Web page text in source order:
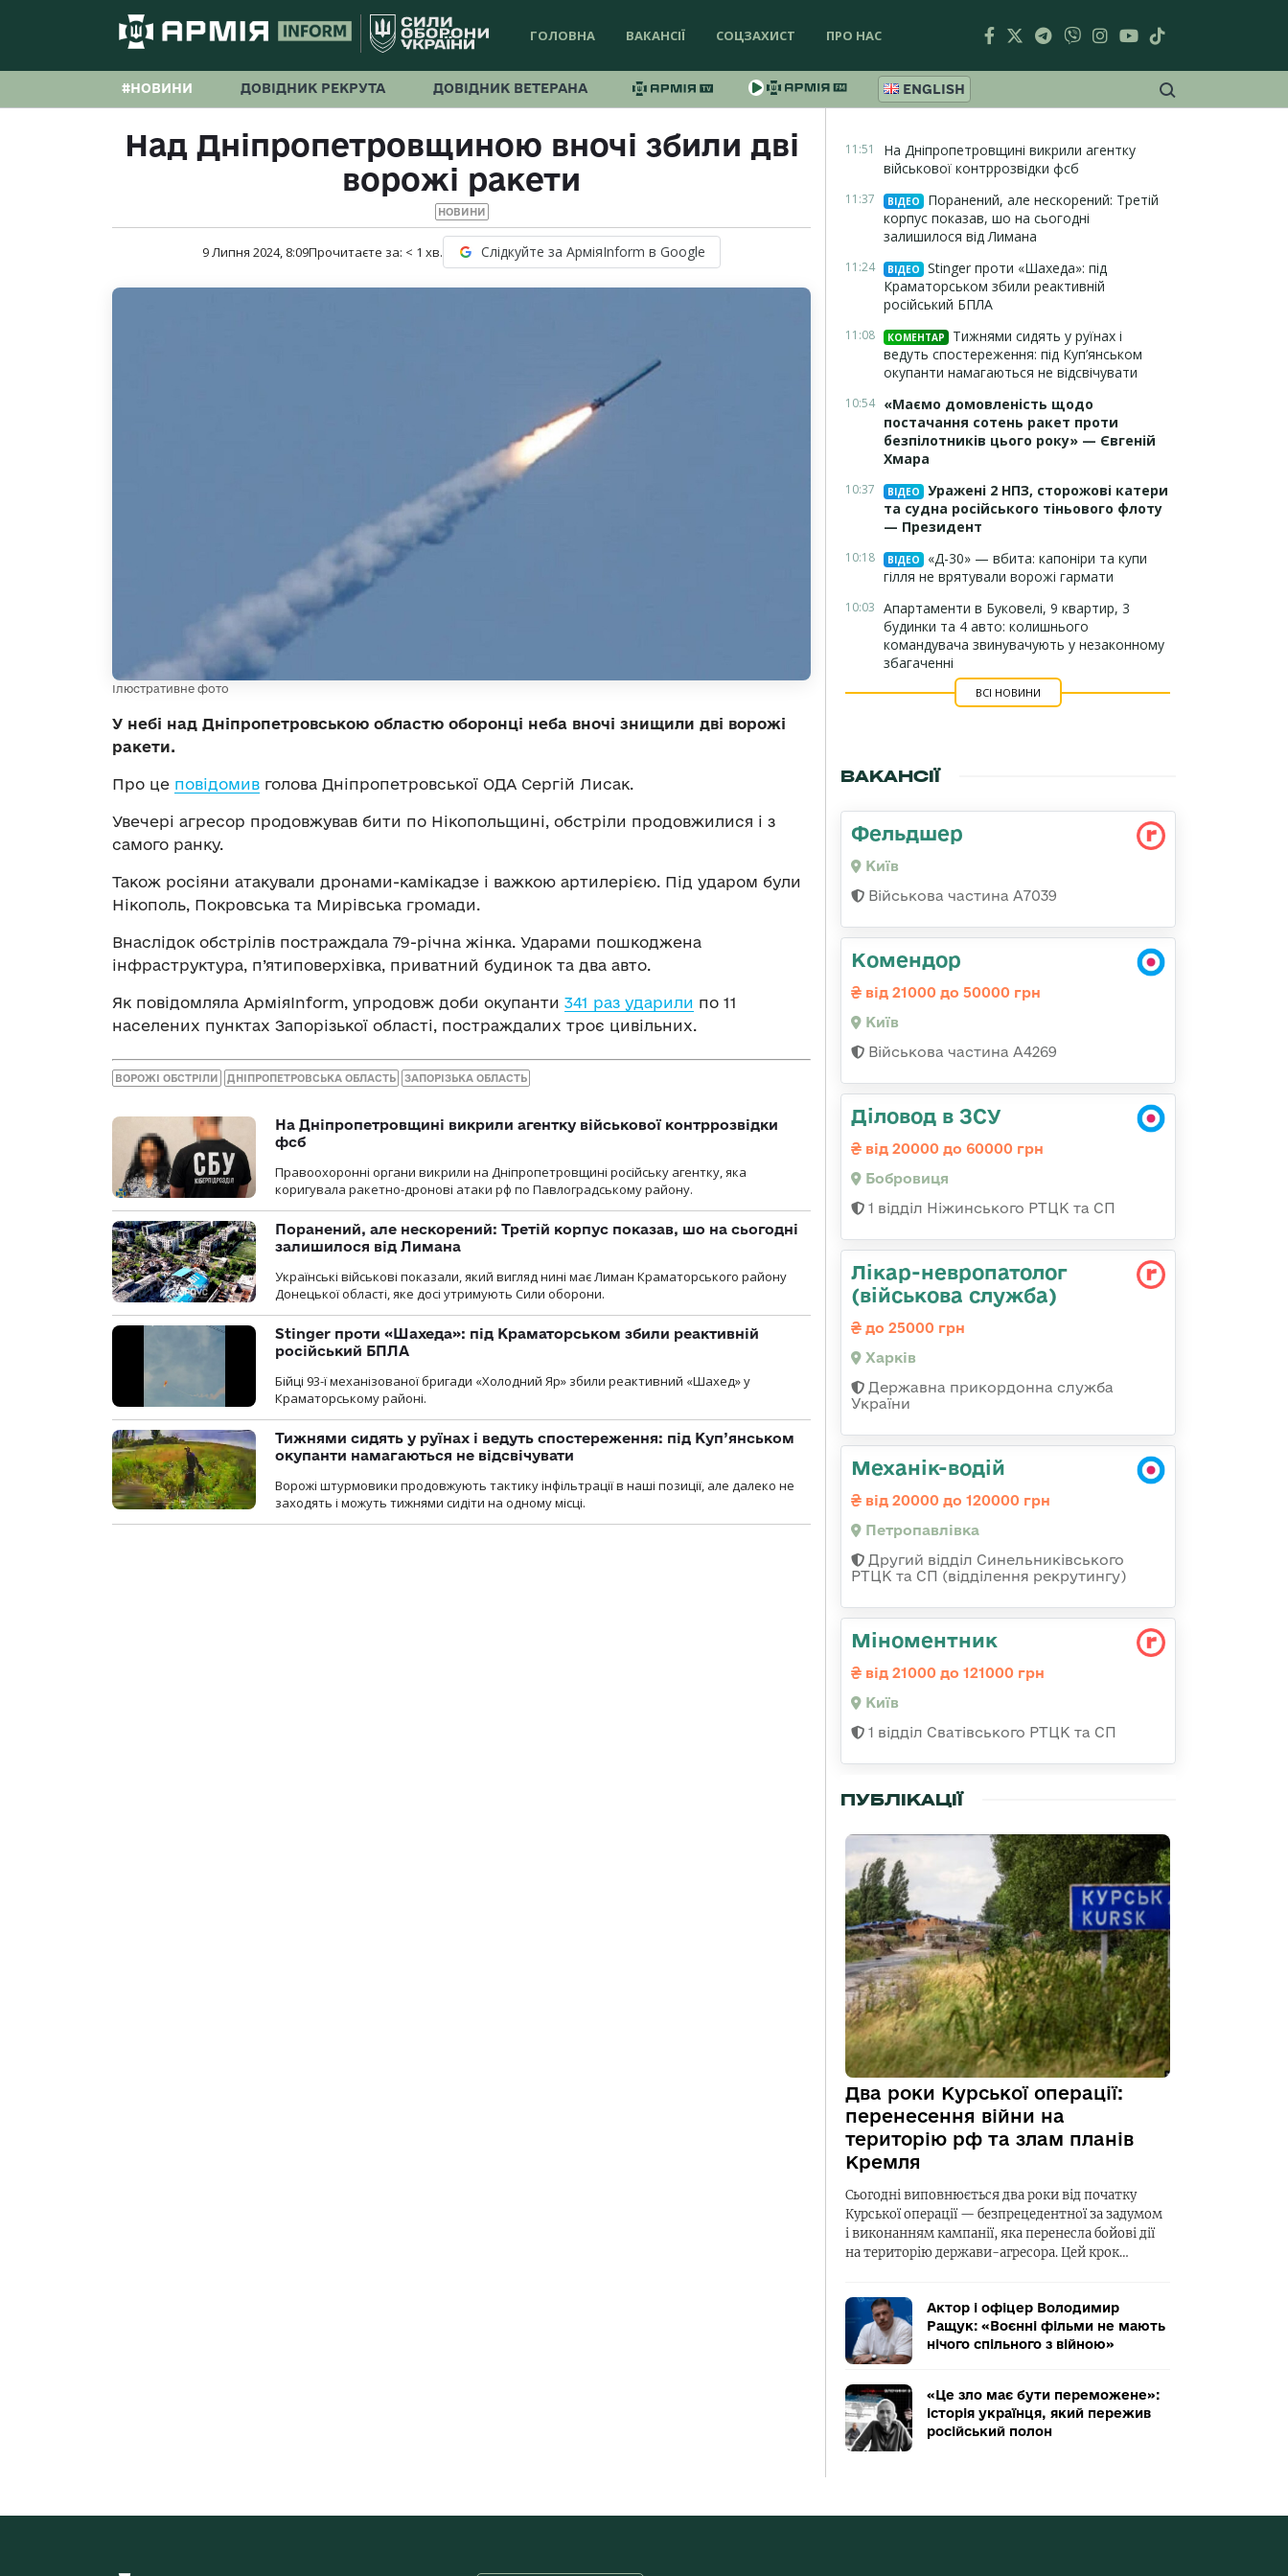
ГОЛОВНА ВАКАНСІЇ СОЦЗАХИСТ ПРО НАС
#НОВИНИ ДОВІДНИК РЕКРУТА ДОВІДНИК ВЕТЕРАНА ENGLISH
Над Дніпропетровщиною вночі збили дві
ворожі ракети
НОВИНИ
9 Липня 2024, 8:09Прочитаєте за: < 1 хв. Слідкуйте за АрміяInform в Google
Ілюстративне фото
У небі над Дніпропетровською областю оборонці неба вночі знищили дві ворожі
ракети.
Про це повідомив голова Дніпропетровської ОДА Сергій Лисак.
Увечері агресор продовжував бити по Нікопольщині, обстріли продовжилися і з
самого ранку.
Також росіяни атакували дронами-камікадзе і важкою артилерією. Під ударом були
Нікополь, Покровська та Мирівська громади.
Внаслідок обстрілів постраждала 79-річна жінка. Ударами пошкоджена
інфраструктура, п’ятиповерхівка, приватний будинок та два авто.
Як повідомляла АрміяInform, упродовж доби окупанти 341 раз ударили по 11
населених пунктах Запорізької області, постраждалих троє цивільних.
ВОРОЖІ ОБСТРІЛИ ДНІПРОПЕТРОВСЬКА ОБЛАСТЬ ЗАПОРІЗЬКА ОБЛАСТЬ
На Дніпропетровщині викрили агентку військової контррозвідки
фсб
Правоохоронні органи викрили на Дніпропетровщині російську агентку, яка
коригувала ракетно-дронові атаки рф по Павлоградському району.
Поранений, але нескорений: Третій корпус показав, шо на сьогодні
залишилося від Лимана
Українські військові показали, який вигляд нині має Лиман Краматорського району
Донецької області, яке досі утримують Сили оборони.
Stinger проти «Шахеда»: під Краматорськом збили реактивній
російський БПЛА
Бійці 93-ї механізованої бригади «Холодний Яр» збили реактивний «Шахед» у
Краматорському районі.
Тижнями сидять у руїнах і ведуть спостереження: під Куп’янськом
окупанти намагаються не відсвічувати
Ворожі штурмовики продовжують тактику інфільтрації в наші позиції, але далеко не
заходять і можуть тижнями сидіти на одному місці.
11:51
На Дніпропетровщині викрили агентку
військової контррозвідки фсб
11:37 ВІДЕО
Поранений, але нескорений: Третій
корпус показав, шо на сьогодні
залишилося від Лимана
11:24 ВІДЕО
Stinger проти «Шахеда»: під
Краматорськом збили реактивній
російський БПЛА
11:08 КОМЕНТАР
Тижнями сидять у руїнах і
ведуть спостереження: під Куп’янськом
окупанти намагаються не відсвічувати
10:54 «Маємо домовленість щодо
постачання сотень ракет проти
безпілотників цього року» — Євгеній
Хмара
10:37 ВІДЕО
Уражені 2 НПЗ, сторожові катери
та судна російського тіньового флоту
— Президент
10:18 ВІДЕО
«Д-30» — вбита: капоніри та купи
гілля не врятували ворожі гармати
10:03 Апартаменти в Буковелі, 9 квартир, 3
будинки та 4 авто: колишнього
командувача звинувачують у незаконному
збагаченні
ВСІ НОВИНИ
ВАКАНСІЇ
Фельдшер
Київ
Військова частина А7039
Комендор
від 21000 до 50000 грн
Київ
Військова частина А4269
Діловод в ЗСУ
від 20000 до 60000 грн
Бобровиця
1 відділ Ніжинського РТЦК та СП
Лікар-невропатолог
(військова служба)
до 25000 грн
Харків
Державна прикордонна служба
України
Механік-водій
від 20000 до 120000 грн
Петропавлівка
Другий відділ Синельниківського
РТЦК та СП (відділення рекрутингу)
Міноментник
від 21000 до 121000 грн
Київ
1 відділ Сватівського РТЦК та СП
ПУБЛІКАЦІЇ
Два роки Курської операції:
перенесення війни на
територію рф та злам планів
Кремля
Сьогодні виповнюється два роки від початку
Курської операції — безпрецедентної за задумом
і виконанням кампанії, яка перенесла бойові дії
на територію держави-агресора. Цей крок…
Актор і офіцер Володимир
Ращук: «Воєнні фільми не мають
нічого спільного з війною»
«Це зло має бути переможене»:
історія українця, який пережив
російський полон